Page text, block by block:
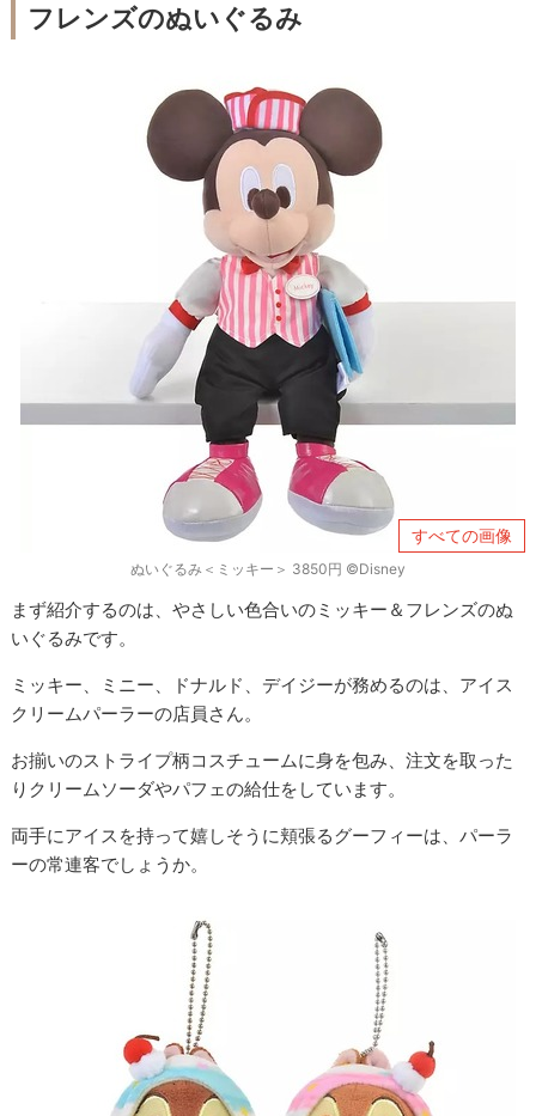
フレンズのぬいぐるみ
すべての画像
ぬいぐるみ＜ミッキー＞ 3850円 ©Disney
まず紹介するのは、やさしい色合いのミッキー＆フレンズのぬ
いぐるみです。
ミッキー、ミニー、ドナルド、デイジーが務めるのは、アイス
クリームパーラーの店員さん。
お揃いのストライプ柄コスチュームに身を包み、注文を取った
りクリームソーダやパフェの給仕をしています。
両手にアイスを持って嬉しそうに頬張るグーフィーは、パーラ
ーの常連客でしょうか。